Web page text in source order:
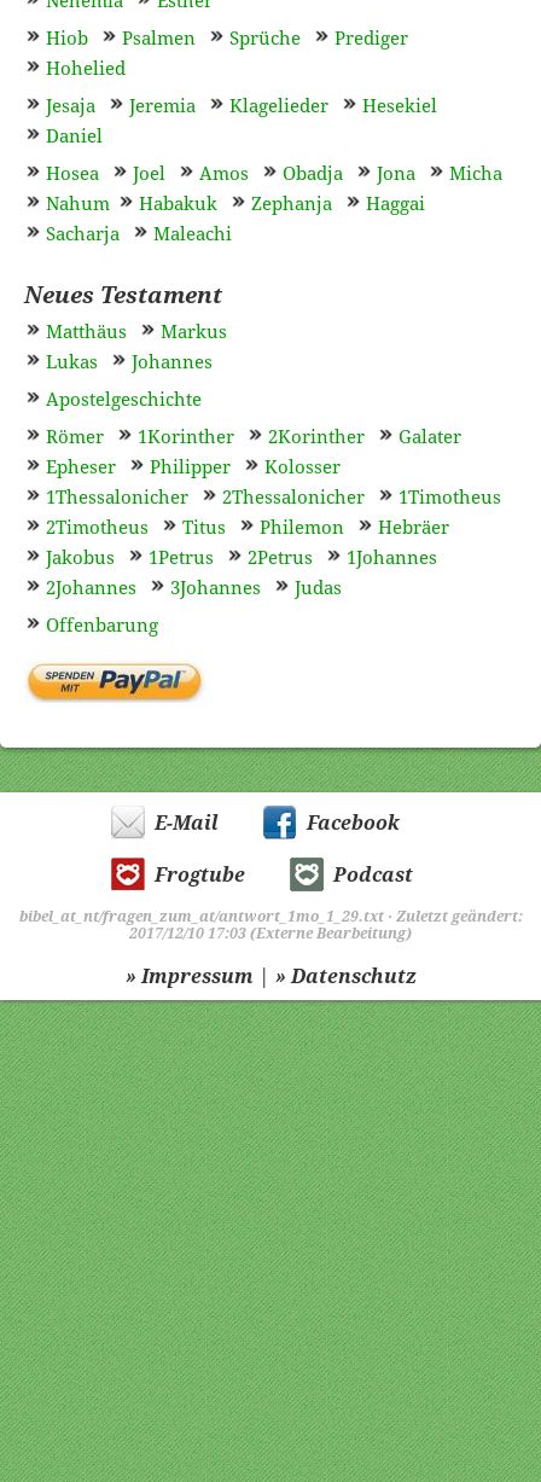
Hiob
Psalmen Sprüche
Prediger
Hohelied
Jesaja
Jeremia Klagelieder
Hesekiel
Daniel
Hosea
Joel Amos Obadja Jona
Micha
Nahum
Habakuk Zephanja
Haggai
Sacharja
Maleachi
Neues Testament
Matthäus
Markus
Lukas
Johannes
Apostelgeschichte
Römer
1Korinther 2Korinther
Galater
Epheser
Philipper
Kolosser
1Thessalonicher
2Thessalonicher
1Timotheus
2Timotheus
Titus Philemon
Hebräer
Jakobus
1Petrus 2Petrus
1Johannes
2Johannes
3Johannes
Judas
Offenbarung
E-Mail Facebook
Frogtube Podcast
bibel_at_nt/fragen_zum_at/antwort_1mo_1_29.txt· Zuletzt geändert:
2017/12/10 17:03 (Externe Bearbeitung)
» Impressum | » Datenschutz